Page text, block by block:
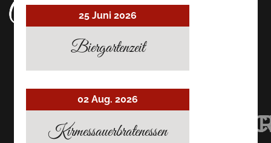
UHRMACHER’S
25 Juni 2026
Biergartenzeit
02 Aug. 2026
Kirmessauerbratenessen